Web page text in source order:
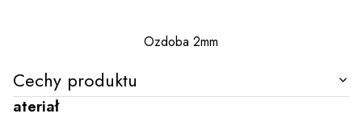
Ozdoba 2mm
Cechy produktu
Materiał